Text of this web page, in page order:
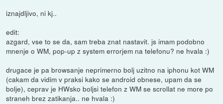
iznajdljivo, ni kj..
edit:
azgard, vse to se da, sam treba znat nastavit. js imam podobno
mnenje o WM, pop-up z system errorjem na telefonu? ne hvala :)
drugace je pa browsanje neprimerno bolj uzitno na iphonu kot WM
(cakam da vidim v praksi kako se android obnese, upam da se
bolje), ceprav je HWsko boljsi telefon z WM se scrollat ne more po
straneh brez zatikanja.. ne hvala :)